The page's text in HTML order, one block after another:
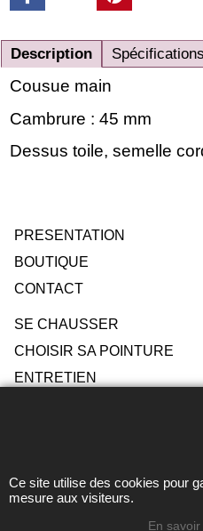
Description Spécifications
Cousue main
Cambrure : 45 mm
Dessus toile, semelle
PRESENTATION
BOUTIQUE
CONTACT
SE CHAUSSER
CHOISIR SA POINTURE
ENTRETIEN
Toute reproduction de textes,
sites Avril chausseur confort
Ce site utilise des cookies pour
mesure aux visiteurs.
En